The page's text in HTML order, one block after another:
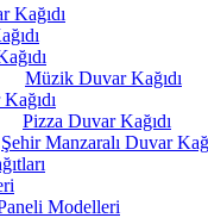
Kağıdı
Müzik Duvar Kağıdı
Pizza Duvar Kağıdı
Şehir Manzaralı Duvar
Modelleri